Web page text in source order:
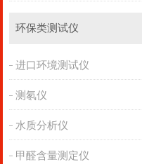
环保类测试仪
进口环境测试仪
测氡仪
水质分析仪
甲醛含量测定仪